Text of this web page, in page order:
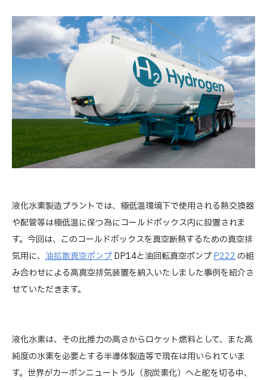
液化水素製造プラントでは、極低温環境下で使用される熱交換器
や配管等は極低温に保つ為にコールドボックス内に設置されま
す。今回は、このコールドボックスを真空断熱するための真空排
気用に、 油拡散真空ポンプDP14と油回転真空ポンプP222 の組
み合わせによる高真空排気装置を納入いたしました事例を紹介さ
せていただきます。
液化水素は、その比推力の高さからロケット燃料として、また高
純度の水素を必要とする半導体製造等で現在は用いられていま
す。世界がカーボンニュートラル（脱炭素化）へと舵を切る中、